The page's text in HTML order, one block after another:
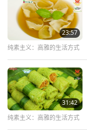
23:57
纯素主义：高雅的生活方式
31:42
纯素主义：高雅的生活方式